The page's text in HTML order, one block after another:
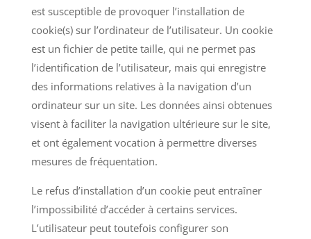
est susceptible de provoquer l’installation de
cookie(s) sur l’ordinateur de l’utilisateur. Un cookie
est un fichier de petite taille, qui ne permet pas
l’identification de l’utilisateur, mais qui enregistre
des informations relatives à la navigation d’un
ordinateur sur un site. Les données ainsi obtenues
visent à faciliter la navigation ultérieure sur le site,
et ont également vocation à permettre diverses
mesures de fréquentation.
Le refus d’installation d’un cookie peut entraîner
l’impossibilité d’accéder à certains services.
L’utilisateur peut toutefois configurer son